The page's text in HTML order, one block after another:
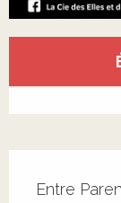
Ouverture
Entre